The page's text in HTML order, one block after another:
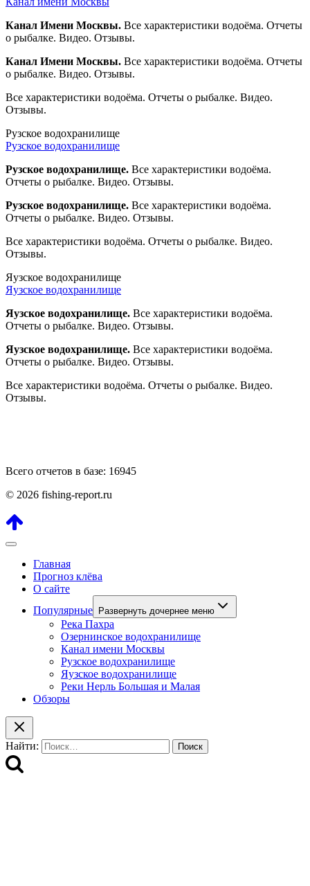
Канал Имени Москвы. Все характеристики водоёма. Отчеты
о рыбалке. Видео. Отзывы.
Канал Имени Москвы. Все характеристики водоёма. Отчеты
о рыбалке. Видео. Отзывы.
Все характеристики водоёма. Отчеты о рыбалке. Видео.
Отзывы.
Рузское водохранилище
Рузское водохранилище
Рузское водохранилище. Все характеристики водоёма.
Отчеты о рыбалке. Видео. Отзывы.
Рузское водохранилище. Все характеристики водоёма.
Отчеты о рыбалке. Видео. Отзывы.
Все характеристики водоёма. Отчеты о рыбалке. Видео.
Отзывы.
Яузское водохранилище
Яузское водохранилище
Яузское водохранилище. Все характеристики водоёма.
Отчеты о рыбалке. Видео. Отзывы.
Яузское водохранилище. Все характеристики водоёма.
Отчеты о рыбалке. Видео. Отзывы.
Все характеристики водоёма. Отчеты о рыбалке. Видео.
Отзывы.
Всего отчетов в базе: 16945
© 2026 fishing-report.ru
Главная
Прогноз клёва
О сайте
Популярные
Развернуть дочернее меню
Река Пахра
Озернинское водохранилище
Канал имени Москвы
Рузское водохранилище
Яузское водохранилище
Реки Нерль Большая и Малая
Обзоры
Найти: